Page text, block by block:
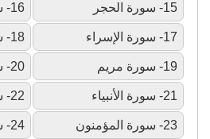
15- سورة الحجر 16- سورة النحل
17- سورة الإسراء 18- سورة الكهف
19- سورة مريم 20- سورة طه
21- سورة الأنبياء 22- سورة الحج
23- سورة المؤمنون 24- سورة النور